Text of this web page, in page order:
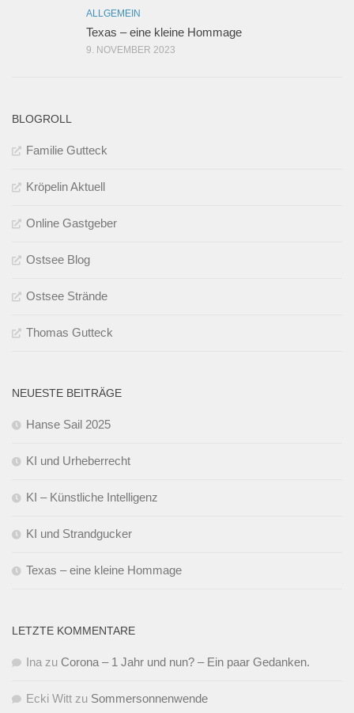
ALLGEMEIN
Texas – eine kleine Hommage
9. NOVEMBER 2023
BLOGROLL
Familie Gutteck
Kröpelin Aktuell
Online Gastgeber
Ostsee Blog
Ostsee Strände
Thomas Gutteck
NEUESTE BEITRÄGE
Hanse Sail 2025
KI und Urheberrecht
KI – Künstliche Intelligenz
KI und Strandgucker
Texas – eine kleine Hommage
LETZTE KOMMENTARE
Ina zu Corona – 1 Jahr und nun? – Ein paar Gedanken.
Ecki Witt zu Sommersonnenwende